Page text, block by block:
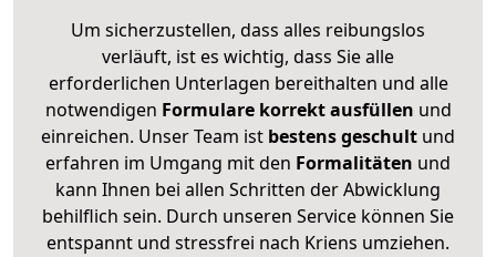
Um sicherzustellen, dass alles reibungslos
verläuft, ist es wichtig, dass Sie alle
erforderlichen Unterlagen bereithalten und alle
notwendigen Formulare korrekt ausfüllen und
einreichen. Unser Team ist bestens geschult und
erfahren im Umgang mit den Formalitäten und
kann Ihnen bei allen Schritten der Abwicklung
behilflich sein. Durch unseren Service können Sie
entspannt und stressfrei nach Kriens umziehen.